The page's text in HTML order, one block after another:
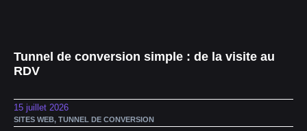
Tunnel de conversion simple : de la visite au
RDV
15 juillet 2026
SITES WEB, TUNNEL DE CONVERSION